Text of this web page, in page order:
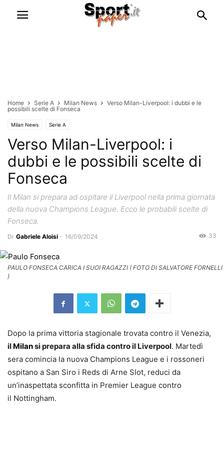
Home Serie A Milan News
Verso Milan-Liverpool: i dubbi e le
possibili scelte di Fonseca
Milan News Serie A
Verso Milan-Liverpool: i
dubbi e le possibili scelte di
Fonseca
Il Milan si prepara ad ospitare il Liverpool nella prima giornata
della nuova Champions League. Ecco le probabili scelte di
Fonseca.
Di Gabriele Aloisi - 16/09/2024 33
PAULO FONSECA CARICA I SUOI RAGAZZI ( FOTO DI SALVATORE FORNELLI
)
Dopo la prima vittoria stagionale trovata contro il Venezia,
il Milansi prepara alla sfida contro il Liverpool. Martedì
sera comincia la nuova Champions League e i rossoneri
ospitano a San Siro i Reds di Arne Slot, reduci da
un’inaspettata sconfitta in Premier League contro
il Nottingham.